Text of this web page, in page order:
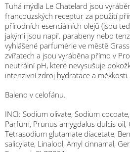
Tuhá mýdla Le Chatelard jsou
francouzských receptur za použití
přírodních esenciálních olejů (jsou
jakými jsou např. parabeny nebo
vyhlášené parfumérie ve městě
zvířatech a jsou vyráběna přímo v
neutrální pH, které nevysušuje
intenzivní zdroj hydratace a měkkosti.
Baleno v celofánu.
INCI: Sodium olivate, Sodium
Parfum, Prunus amygdalus dulcis oil,
Tetrasodium glutamate diacetate,
salicylate, Linalool, Amyl cinnamal,